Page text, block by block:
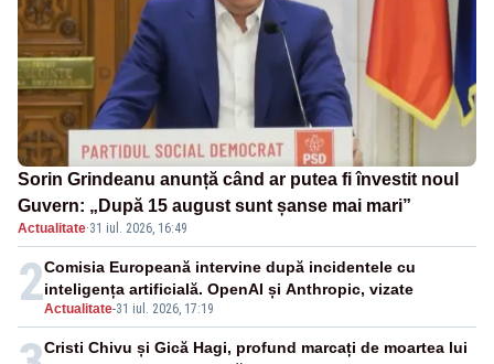
Sorin Grindeanu anunță când ar putea fi învestit noul
Guvern: „După 15 august sunt șanse mai mari”
Actualitate·31 iul. 2026, 16:49
2Actualitate-31 iul. 2026, 17:19
Comisia Europeană intervine după incidentele cu
inteligența artificială. OpenAI și Anthropic, vizate
Cristi Chivu și Gică Hagi, profund marcați de moartea lui